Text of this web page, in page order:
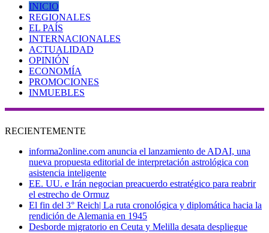
INICIO
REGIONALES
EL PAÍS
INTERNACIONALES
ACTUALIDAD
OPINIÓN
ECONOMÍA
PROMOCIONES
INMUEBLES
RECIENTEMENTE
informa2online.com anuncia el lanzamiento de ADAI, una
nueva propuesta editorial de interpretación astrológica con
asistencia inteligente
EE. UU. e Irán negocian preacuerdo estratégico para reabrir
el estrecho de Ormuz
El fin del 3° Reich| La ruta cronológica y diplomática hacia la
rendición de Alemania en 1945
Desborde migratorio en Ceuta y Melilla desata despliegue